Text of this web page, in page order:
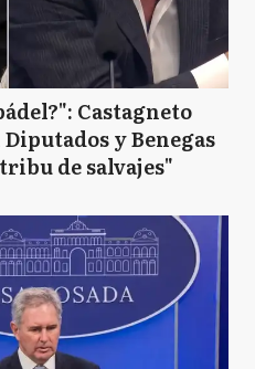
Castagneto
y Benegas
de salvajes"